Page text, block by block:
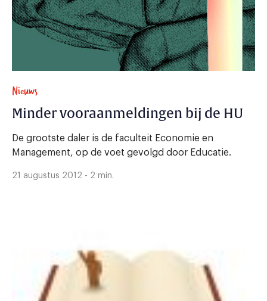
Nieuws
Minder vooraanmeldingen bij de HU
De grootste daler is de faculteit Economie en
Management, op de voet gevolgd door Educatie.
21 augustus 2012 - 2 min.